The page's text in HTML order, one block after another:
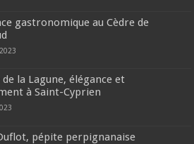
gastronomique au Cèdre de
la Lagune, élégance et
à Saint-Cyprien
pépite perpignanaise